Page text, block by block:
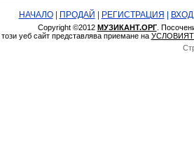
НАЧАЛО| ПРОДАЙ РЕГИСТРАЦИЯ ВХОД
Copyright ©2012 МУЗИКАНТ.ОРГ.
уеб сайт представлява приемане на